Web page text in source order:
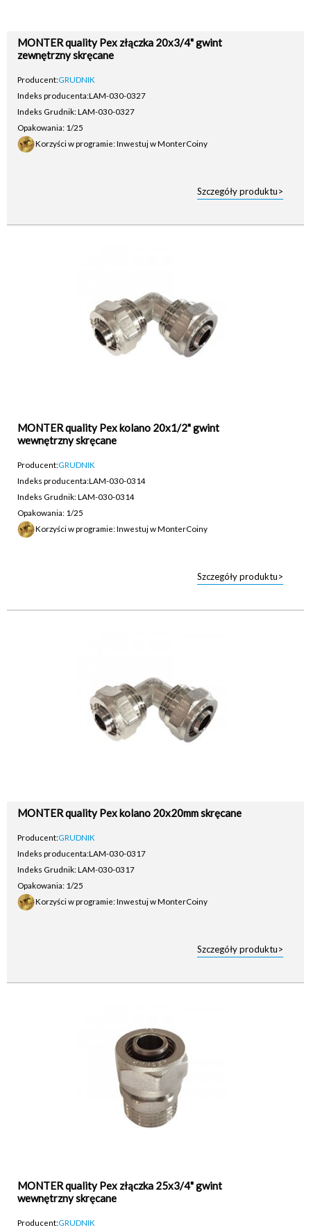
MONTER quality Pex złączka 20x3/4" gwint
zewnętrzny skręcane
Producent:GRUDNIK
Indeks producenta:LAM-030-0327
Indeks Grudnik: LAM-030-0327
Opakowania: 1/25
Korzyści w programie: Inwestuj w MonterCoiny
Szczegóły produktu>
MONTER quality Pex kolano 20x1/2" gwint
wewnętrzny skręcane
Producent:GRUDNIK
Indeks producenta:LAM-030-0314
Indeks Grudnik: LAM-030-0314
Opakowania: 1/25
Korzyści w programie: Inwestuj w MonterCoiny
Szczegóły produktu>
MONTER quality Pex kolano 20x20mm skręcane
Producent:GRUDNIK
Indeks producenta:LAM-030-0317
Indeks Grudnik: LAM-030-0317
Opakowania: 1/25
Korzyści w programie: Inwestuj w MonterCoiny
Szczegóły produktu>
MONTER quality Pex złączka 25x3/4" gwint
wewnętrzny skręcane
Producent:GRUDNIK